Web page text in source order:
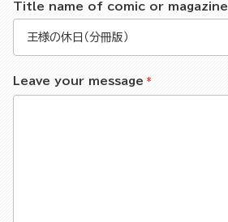
Title name of comic or magazine
Leave your message